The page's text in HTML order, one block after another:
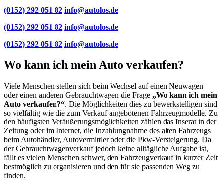
(0152) 292 051 82 info@autolos.de
(0152) 292 051 82 info@autolos.de
(0152) 292 051 82 info@autolos.de
Wo kann ich mein Auto verkaufen?
Viele Menschen stellen sich beim Wechsel auf einen Neuwagen
oder einen anderen Gebrauchtwagen die Frage „Wo kann ich mein
Auto verkaufen?“. Die Möglichkeiten dies zu bewerkstelligen sind
so vielfältig wie die zum Verkauf angebotenen Fahrzeugmodelle. Zu
den häufigsten Veräußerungsmöglichkeiten zählen das Inserat in der
Zeitung oder im Internet, die Inzahlungnahme des alten Fahrzeugs
beim Autohändler, Autovermittler oder die Pkw-Versteigerung. Da
der Gebrauchtwagenverkauf jedoch keine alltägliche Aufgabe ist,
fällt es vielen Menschen schwer, den Fahrzeugverkauf in kurzer Zeit
bestmöglich zu organisieren und den für sie passenden Weg zu
finden.